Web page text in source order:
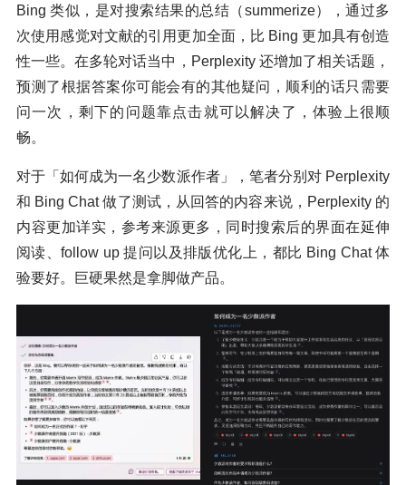
Bing 类似，是对搜索结果的总结（summerize），通过多
次使用感觉对文献的引用更加全面，比 Bing 更加具有创造
性一些。在多轮对话当中，Perplexity 还增加了相关话题，
预测了根据答案你可能会有的其他疑问，顺利的话只需要
问一次，剩下的问题靠点击就可以解决了，体验上很顺
畅。
对于「如何成为一名少数派作者」，笔者分别对 Perplexity
和 Bing Chat 做了测试，从回答的内容来说，Perplexity 的
内容更加详实，参考来源更多，同时搜索后的界面在延伸
阅读、follow up 提问以及排版优化上，都比 Bing Chat 体
验要好。巨硬果然是拿脚做产品。